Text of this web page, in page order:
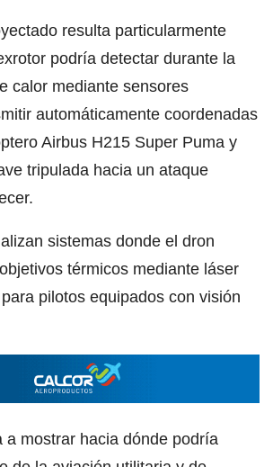
resulta particularmente
podría detectar durante la
calor mediante sensores
automáticamente coordenadas
Airbus H215 Super Puma y
tripulada hacia un ataque
sistemas donde el dron
térmicos mediante láser
pilotos equipados con visión
a mostrar hacia dónde podría